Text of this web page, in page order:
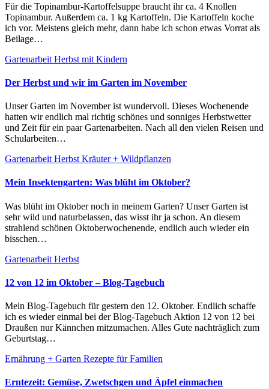
Für die Topinambur-Kartoffelsuppe braucht ihr ca. 4 Knollen
Topinambur. Außerdem ca. 1 kg Kartoffeln. Die Kartoffeln koche
ich vor. Meistens gleich mehr, dann habe ich schon etwas Vorrat als
Beilage…
Gartenarbeit Herbst mit Kindern
Der Herbst und wir im Garten im November
Unser Garten im November ist wundervoll. Dieses Wochenende
hatten wir endlich mal richtig schönes und sonniges Herbstwetter
und Zeit für ein paar Gartenarbeiten. Nach all den vielen Reisen und
Schularbeiten…
Gartenarbeit Herbst Kräuter + Wildpflanzen
Mein Insektengarten: Was blüht im Oktober?
Was blüht im Oktober noch in meinem Garten? Unser Garten ist
sehr wild und naturbelassen, das wisst ihr ja schon. An diesem
strahlend schönen Oktoberwochenende, endlich auch wieder ein
bisschen…
Gartenarbeit Herbst
12 von 12 im Oktober – Blog-Tagebuch
Mein Blog-Tagebuch für gestern den 12. Oktober. Endlich schaffe
ich es wieder einmal bei der Blog-Tagebuch Aktion 12 von 12 bei
Draußen nur Kännchen mitzumachen. Alles Gute nachträglich zum
Geburtstag…
Ernährung + Garten Rezepte für Familien
Erntezeit: Gemüse, Zwetschgen und Äpfel einmachen